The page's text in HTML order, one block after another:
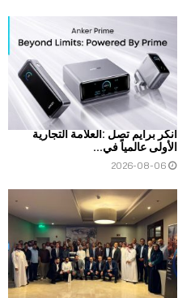
أنكر برايم تصل :العلامة التجارية
الأولى عالمياً في...
2026-08-06